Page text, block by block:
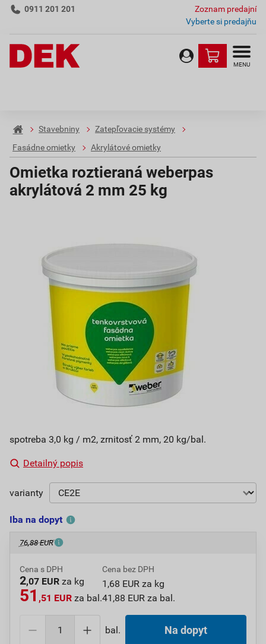
0911 201 201
Zoznam predajní
Vyberte si predajňu
MENU
Stavebniny
Zatepľovacie systémy
Fasádne omietky
Akrylátové omietky
Omietka roztieraná weberpas
akrylátová 2 mm 25 kg
spotreba 3,0 kg / m2, zrnitosť 2 mm, 20 kg/bal.
Detailný popis
varianty
Iba na dopyt
76,88 EUR
Cena s DPH
2,07 EUR za kg
51 ,51 EUR za bal.
Cena bez DPH
1,68 EUR za kg
41,88 EUR za bal.
bal. Na dopyt